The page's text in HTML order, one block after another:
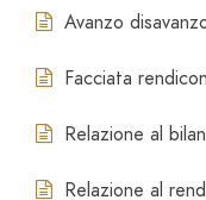
Avanzo
Facciata
Relazione al
Relazione al